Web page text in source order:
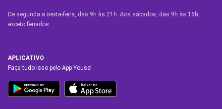
De segunda a sexta-feira, das 9h às 21h. Aos sábados, das 9h às 16h,
exceto feriados.
APLICATIVO
Faça tudo isso pelo App Youse!